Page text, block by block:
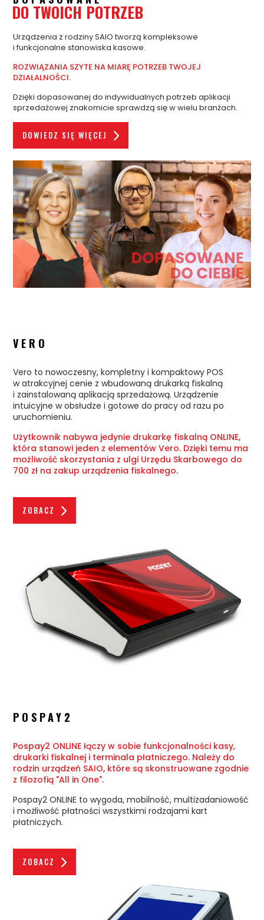
DO TWOICH POTRZEB
Urządzenia z rodziny SAIO tworzą kompleksowe
i funkcjonalne stanowiska kasowe.
ROZWIĄZANIA SZYTE NA MIARĘ POTRZEB TWOJEJ
DZIAŁALNOŚCI.
Dzięki dopasowanej do indywidualnych potrzeb aplikacji
sprzedażowej znakomicie sprawdzą się w wielu branżach.
DOWIEDZ SIĘ WIĘCEJ
VERO
Vero to nowoczesny, kompletny i kompaktowy POS
w atrakcyjnej cenie z wbudowaną drukarką fiskalną
i zainstalowaną aplikacją sprzedażową. Urządzenie
intuicyjne w obsłudze i gotowe do pracy od razu po
uruchomieniu.
Użytkownik nabywa jedynie drukarkę fiskalną ONLINE,
która stanowi jeden z elementów Vero. Dzięki temu ma
możliwość skorzystania z ulgi Urzędu Skarbowego do
700 zł na zakup urządzenia fiskalnego.
ZOBACZ
POSPAY2
Pospay2 ONLINE łączy w sobie funkcjonalności kasy,
drukarki fiskalnej i terminala płatniczego. Należy do
rodzin urządzeń SAIO, które są skonstruowane zgodnie
z filozofią "All in One".
Pospay2 ONLINE to wygoda, mobilność, multizadaniowość
i możliwość płatności wszystkimi rodzajami kart
płatniczych.
ZOBACZ